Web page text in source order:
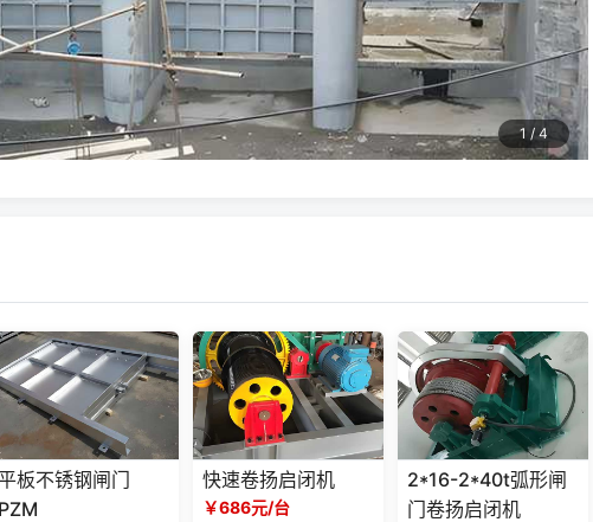
1 / 4
板不锈钢闸门
PZM
快速卷扬启闭机
￥686元/台
2*16-2*40t弧形闸
门卷扬启闭机